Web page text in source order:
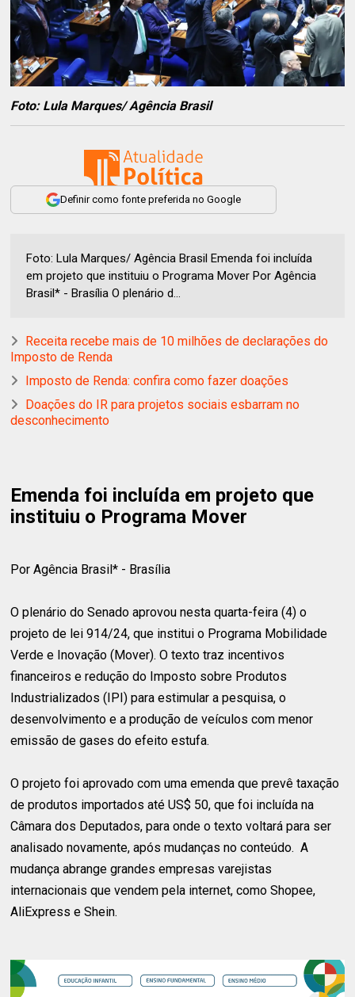
Foto: Lula Marques/ Agência Brasil
Definir como fonte preferida no Google
Foto: Lula Marques/ Agência Brasil Emenda foi incluída
em projeto que instituiu o Programa Mover Por Agência
Brasil* - Brasília O plenário d...
Receita recebe mais de 10 milhões de declarações do
Imposto de Renda
Imposto de Renda: confira como fazer doações
Doações do IR para projetos sociais esbarram no
desconhecimento
Emenda foi incluída em projeto que
instituiu o Programa Mover
Por Agência Brasil* - Brasília
O plenário do Senado aprovou nesta quarta-feira (4) o
projeto de lei 914/24, que institui o Programa Mobilidade
Verde e Inovação (Mover). O texto traz incentivos
financeiros e redução do Imposto sobre Produtos
Industrializados (IPI) para estimular a pesquisa, o
desenvolvimento e a produção de veículos com menor
emissão de gases do efeito estufa.
O projeto foi aprovado com uma emenda que prevê taxação
de produtos importados até US$ 50, que foi incluída na
Câmara dos Deputados, para onde o texto voltará para ser
analisado novamente, após mudanças no conteúdo. A
mudança abrange grandes empresas varejistas
internacionais que vendem pela internet, como Shopee,
AliExpress e Shein.